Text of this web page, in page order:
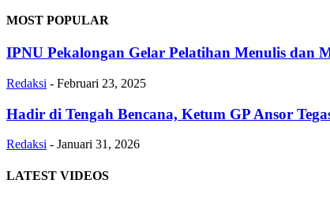
MOST POPULAR
IPNU Pekalongan Gelar Pelatihan Menulis dan
Redaksi - Februari 23, 2025
Hadir di Tengah Bencana, Ketum GP Ansor
Redaksi - Januari 31, 2026
LATEST VIDEOS